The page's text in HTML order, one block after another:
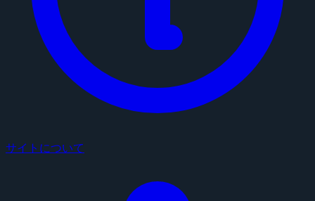
サイトについて